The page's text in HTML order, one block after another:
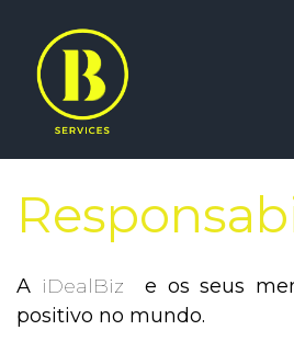
A iDealBiz e os seus
positivo no mundo.